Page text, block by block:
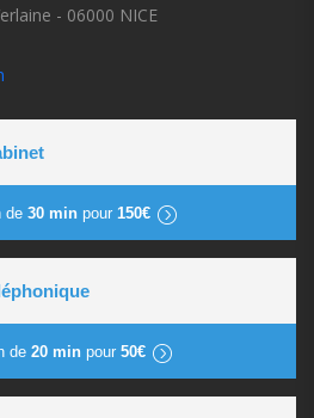
- 06000 NICE
de 30 minpour 150€
de 20 min pour 50€